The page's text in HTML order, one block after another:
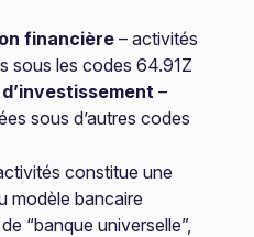
financière – activités
sous les codes 64.91Z
–
sous d’autres codes
constitue une
modèle bancaire
“banque universelle”,